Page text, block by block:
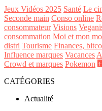
Jeux Vidéos 2025 Santé Le
Seconde main Conso online
consommateur Visions
consommation Moi et mon
distri Tourisme Finances,
Influence marques Vacances
Crowd et marques Pokemon +
CATÉGORIES
Actualité